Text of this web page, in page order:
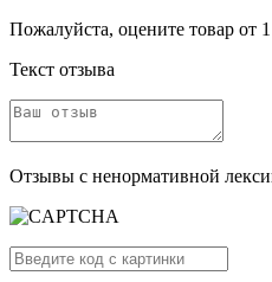
Пожалуйста, оцените товар от
Текст отзыва
Отзывы с ненормативной